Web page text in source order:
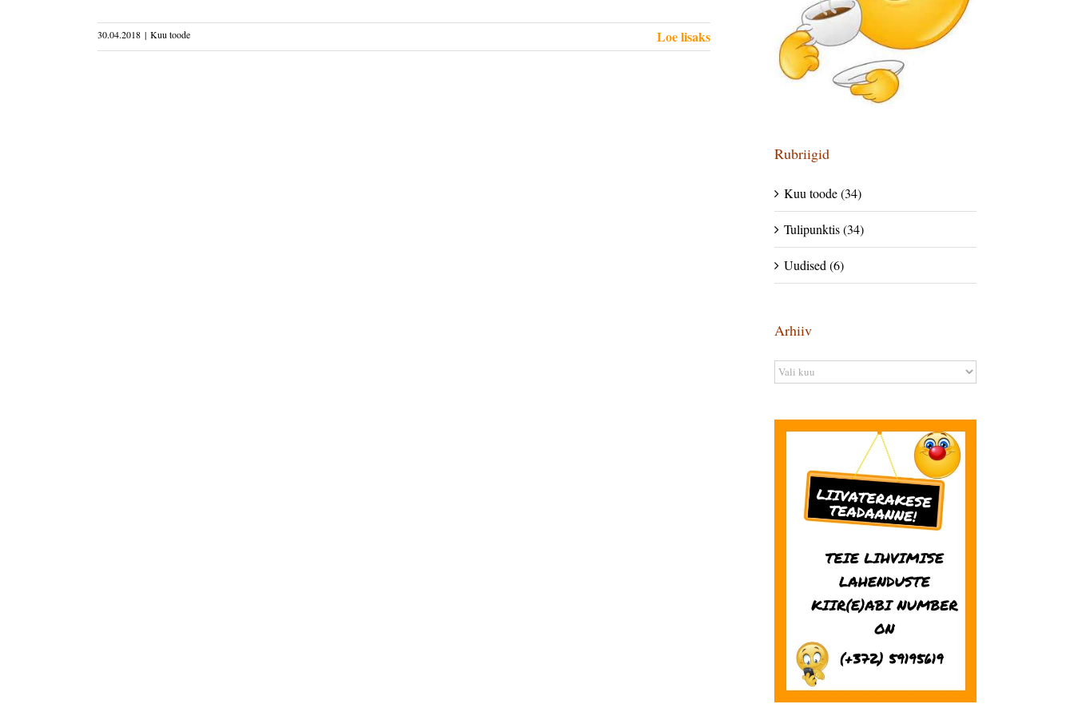
30.04.2018 | Kuu toode Loe lisaks
Rubriigid
Kuu toode (34)
Tulipunktis (34)
Uudised (6)
Arhiiv
Arhiiv